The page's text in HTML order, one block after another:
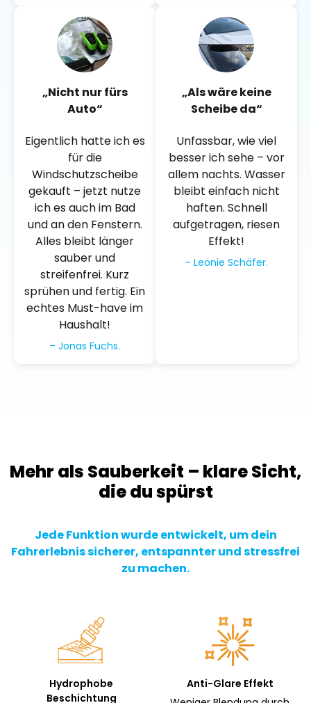
„Nicht nur fürs
Auto“
Eigentlich hatte ich es
für die
Windschutzscheibe
gekauft – jetzt nutze
ich es auch im Bad
und an den Fenstern.
Alles bleibt länger
sauber und
streifenfrei. Kurz
sprühen und fertig. Ein
echtes Must-have im
Haushalt!
– Jonas Fuchs.
„Als wäre keine
Scheibe da“
Unfassbar, wie viel
besser ich sehe – vor
allem nachts. Wasser
bleibt einfach nicht
haften. Schnell
aufgetragen, riesen
Effekt!
– Leonie Schäfer.
Mehr als Sauberkeit – klare Sicht,
die du spürst
Jede Funktion wurde entwickelt, um dein
Fahrerlebnis sicherer, entspannter und stressfrei
zu machen.
Hydrophobe
Beschichtung
Anti-Glare Effekt